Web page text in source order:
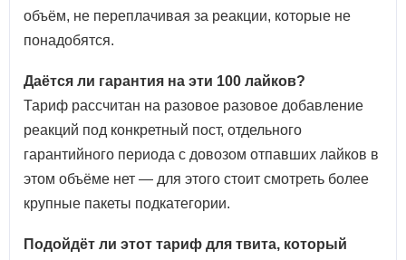
объём, не переплачивая за реакции, которые не
понадобятся.
Даётся ли гарантия на эти 100 лайков?
Тариф рассчитан на разовое разовое добавление
реакций под конкретный пост, отдельного
гарантийного периода с довозом отпавших лайков в
этом объёме нет — для этого стоит смотреть более
крупные пакеты подкатегории.
Подойдёт ли этот тариф для твита, который